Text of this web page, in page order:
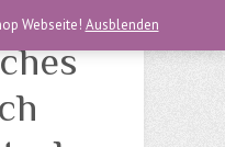
Webseite! Ausblenden